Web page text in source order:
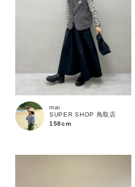
mai
SUPER SHOP 鳥取店
158cm